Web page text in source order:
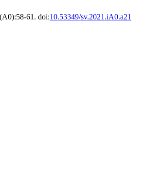
61. doi:10.53349/sv.2021.iA0.a21